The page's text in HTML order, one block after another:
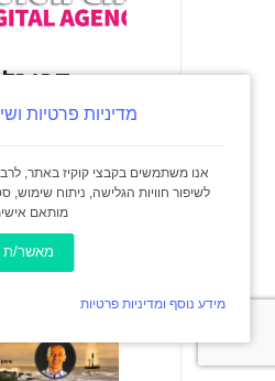
קרן
עיצוב ופיתוח
מדיניות פרטיות
אנו משתמשים בקבצי קוקיז באתר,
לשיפור חוויות הגלישה, ניתוח שימוש,
מותאם
מאשר/ת
מידע נוסף ומדיניות פרטיות